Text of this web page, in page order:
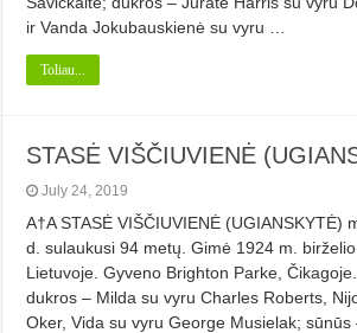
ir Vanda Jokubauskienė su vyru …
Toliau...
STASĖ VIŠČIUVIENĖ
July 24, 2019
A†A STASĖ VIŠČIUVIENĖ (UGIANSKYTĖ)
d. sulaukusi 94 metų. Gimė 1924 m.
Lietuvoje. Gyveno Brighton Parke,
dukros – Milda su vyru Charles Roberts,
Oker, Vida su vyru George Musielak; sūnūs